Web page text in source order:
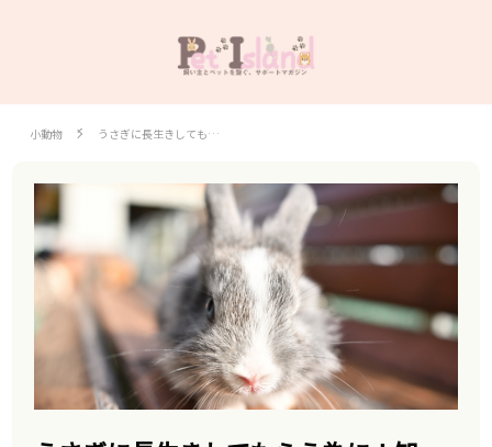
小動物 うさぎに長生きしても…